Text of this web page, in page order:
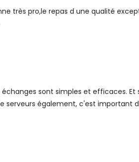
très pro,le repas d une qualité
sont simples et efficaces.
serveurs également, c'est important